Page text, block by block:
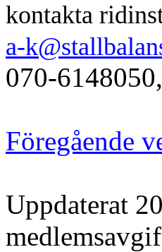
kontakta
a-
070-
Föregående
Uppdaterat